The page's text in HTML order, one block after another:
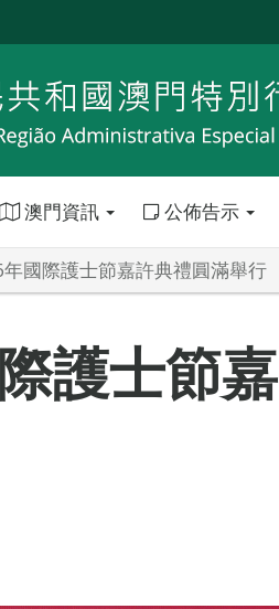
澳門資訊 公佈告示
國際護士節嘉許典禮圓滿舉行
護士節嘉